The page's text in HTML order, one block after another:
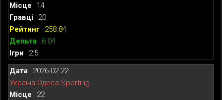
14
20
258.84
6.04
2:5
2026-02-22
Україна.Одеса.Sporting.
22